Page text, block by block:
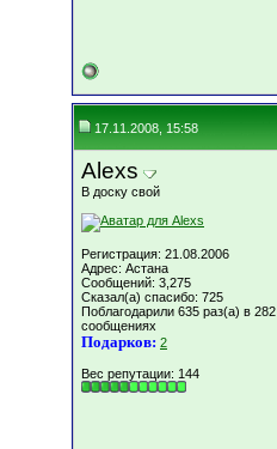
17.11.2008, 15:58
Alexs
В доску свой
Регистрация: 21.08.2006
Адрес: Астана
Сообщений: 3,275
Сказал(а) спасибо: 725
Поблагодарили 635 раз(а) в 282
сообщениях
Подарков: 2
Вес репутации: 144